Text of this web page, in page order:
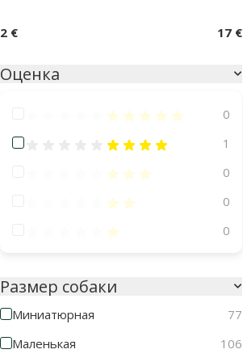
2 € 17 €
Оценка
Оценка 100%
0
Оценка 80%
1
Оценка 60%
0
Оценка 40%
0
Оценка 20%
0
Размер собаки
Миниатюрная
77
Маленькая
106